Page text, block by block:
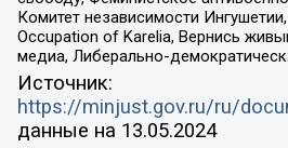
Комитет независимости
Occupation of Karelia, Вернись
медиа, Либерально-
Источник:
https://minjust.gov.ru/ru/
данные на 13.05.2024